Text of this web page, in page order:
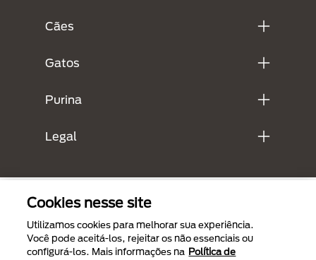
Cães
Gatos
Purina
Legal
Cookies nesse site
Utilizamos cookies para melhorar sua experiência.
Você pode aceitá-los, rejeitar os não essenciais ou
configurá-los. Mais informações na Política de